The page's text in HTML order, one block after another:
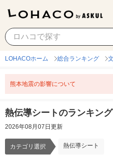
熱伝導シート
LOHACOホーム 総合ランキング
熊本地震の影響について
熱伝導シートのランキング
2026年08月07日更新
カテゴリ選択 熱伝導シート